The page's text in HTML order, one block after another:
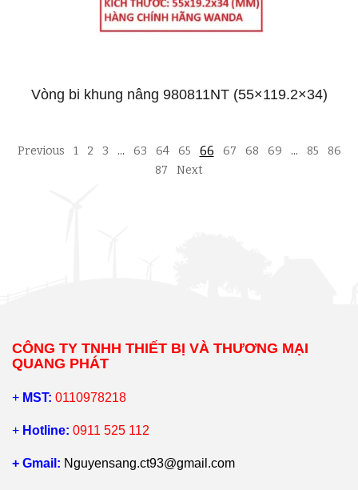
Vòng bi khung nâng 980811NT (55×119.2×34)
Previous 1 2 3 … 63 64 65 66 67 68 69 … 85
86
87
Next
CÔNG TY TNHH THIẾT BỊ VÀ THƯƠNG MẠI
QUANG PHÁT
+ MST: 0110978218
+ Hotline: 0911 525 112
+ Gmail: Nguyensang.ct93@gmail.com